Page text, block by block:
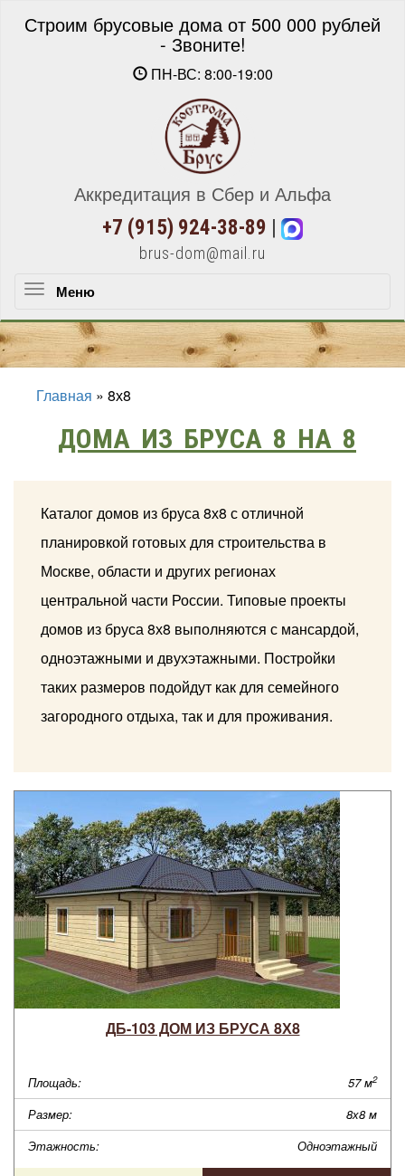
Строим брусовые дома от 500 000 рублей
- Звоните!
ПН-ВС: 8:00-19:00
Аккредитация в Сбер и Альфа
+7 (915) 924-38-89
brus-dom@mail.ru
Меню
Главная » 8х8
ДОМА ИЗ БРУСА 8 НА 8
Каталог домов из бруса 8х8 с отличной
планировкой готовых для строительства в
Москве, области и других регионах
центральной части России. Типовые проекты
домов из бруса 8х8 выполняются с мансардой,
одноэтажными и двухэтажными. Постройки
таких размеров подойдут как для семейного
загородного отдыха, так и для проживания.
ДБ-103 ДОМ ИЗ БРУСА 8Х8
Площадь: 57 м2
Размер:
8х8 м
Этажность:
Одноэтажный